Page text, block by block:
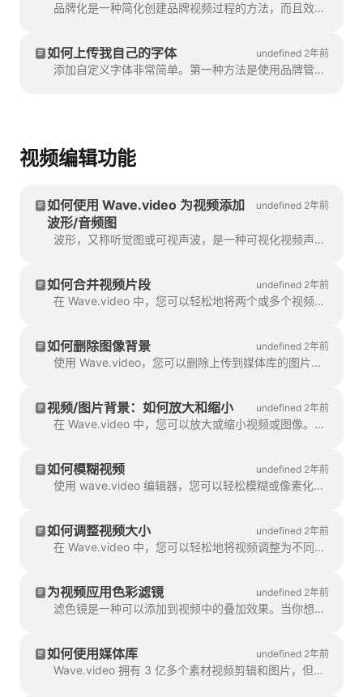
品牌化是一种简化创建品牌视频过程的方法，而且效率很高。它能让你填充多个 "品牌"。
如何上传我自己的字体 undefined 2年前
添加自定义字体非常简单。第一种方法是使用品牌管理器。在任何项目中，单击 "管理品牌"，它位于项目的上部。
视频编辑功能
如何使用 Wave.video 为视频添加
波形/音频图
undefined 2年前
波形，又称听觉图或可视声波，是一种可视化视频声音的动画。为您的播客生成波形...
如何合并视频片段 undefined 2年前
在 Wave.video 中，您可以轻松地将两个或多个视频片段或图像组合在一起，创建一个较长的视频。要做到这一点，请前往 https://wave.video/zh/ 并单击 "合并 "按钮。
如何删除图像背景 undefined 2年前
使用 Wave.video，您可以删除上传到媒体库的图片背景。当您要创建视频缩略图时，这非常方便。
视频/图片背景：如何放大和缩小 undefined 2年前
在 Wave.video 中，您可以放大或缩小视频或图像。要放大/缩小，请转到 "编辑 "步骤，然后切换到 "视频/图像 "选项卡（点击 "下一步"）。
如何模糊视频 undefined 2年前
使用 wave.video 编辑器，您可以轻松模糊或像素化视频中的任何对象或文本。首先，打开编辑器并选择 "叠加和贴纸"，然后选择 "模糊"。
如何调整视频大小 undefined 2年前
在 Wave.video 中，您可以轻松地将视频调整为不同的宽高比。 在编辑器的 "调整视频大小 "步骤中，您可以为视频选择新的格式。
为视频应用色彩滤镜 undefined 2年前
滤色镜是一种可以添加到视频中的叠加效果。当你想给视频一个统一的品牌外观，并让你的视频更有吸引力时，它很有帮助。
如何使用媒体库 undefined 2年前
Wave.video 拥有 3 亿多个素材视频剪辑和图片，但我们的用户和员工也非常喜欢其中的一些功能。